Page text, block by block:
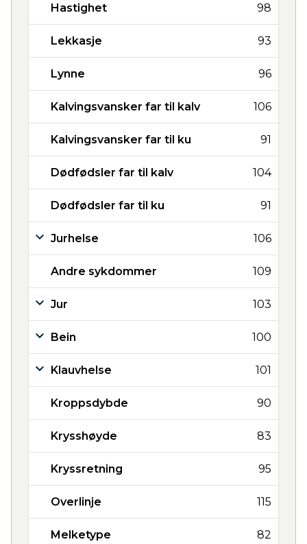
Hastighet 98
Lekkasje 93
Lynne 96
Kalvingsvansker far til kalv 106
Kalvingsvansker far til ku 91
Dødfødsler far til kalv 104
Dødfødsler far til ku 91
Jurhelse 106
Andre sykdommer 109
Jur 103
Bein 100
Klauvhelse 101
Kroppsdybde 90
Krysshøyde 83
Kryssretning 95
Overlinje 115
Melketype 82